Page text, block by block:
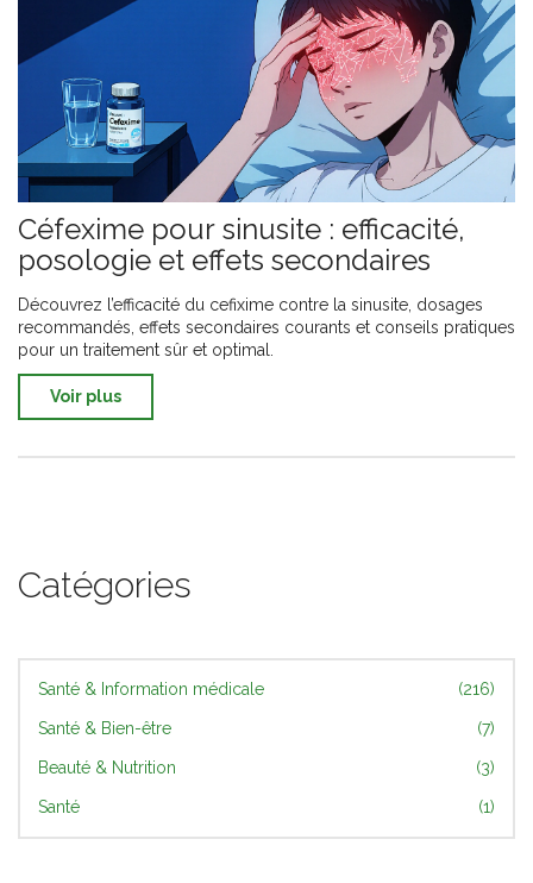
Céfexime pour sinusite : efficacité,
posologie et effets secondaires
Découvrez l’efficacité du cefixime contre la sinusite, dosages
recommandés, effets secondaires courants et conseils pratiques
pour un traitement sûr et optimal.
Voir plus
Catégories
Santé & Information médicale (216)
Santé & Bien-être (7)
Beauté & Nutrition (3)
Santé (1)